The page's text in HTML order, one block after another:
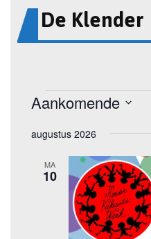
De Klender